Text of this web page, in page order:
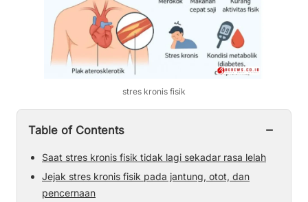
stres kronis fisik
Table of Contents −
Saat stres kronis fisik tidak lagi sekadar rasa lelah
Jejak stres kronis fisik pada jantung, otot, dan
pencernaan